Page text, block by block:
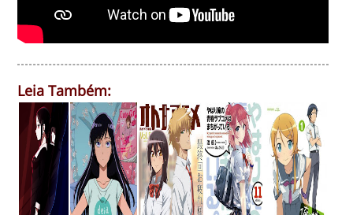
Leia Também: